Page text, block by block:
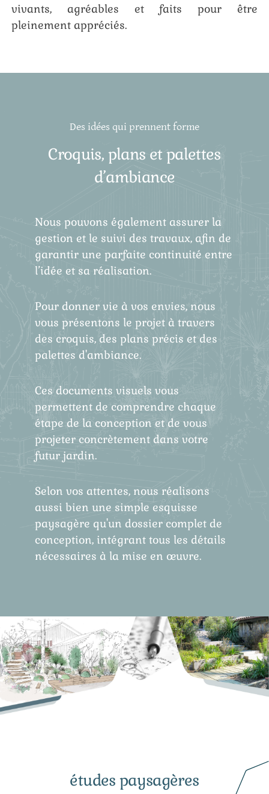
vivants, agréables et faits pour être
pleinement appréciés.
Des idées qui prennent forme
Croquis, plans et palettes
d’ambiance
Nous pouvons également assurer la
gestion et le suivi des travaux, afin de
garantir une parfaite continuité entre
l’idée et sa réalisation.
Pour donner vie à vos envies, nous
vous présentons le projet à travers
des croquis, des plans précis et des
palettes d'ambiance.
Ces documents visuels vous
permettent de comprendre chaque
étape de la conception et de vous
projeter concrètement dans votre
futur jardin.
Selon vos attentes, nous réalisons
aussi bien une simple esquisse
paysagère qu'un dossier complet de
conception, intégrant tous les détails
nécessaires à la mise en œuvre.
études paysagères